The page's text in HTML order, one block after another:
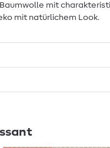
mit
mit natürlichem Look.